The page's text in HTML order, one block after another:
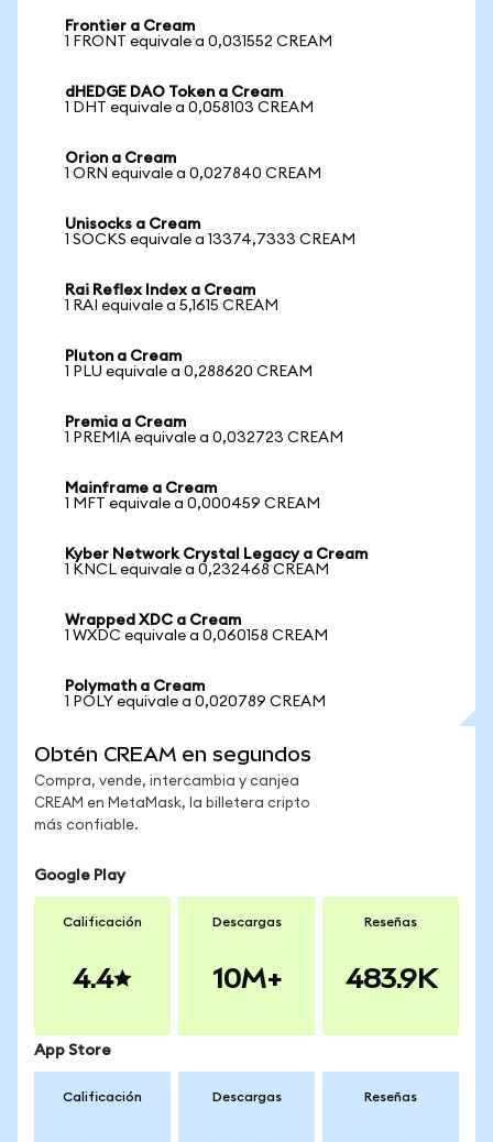
Frontier a Cream
1 FRONT equivale a 0,031552 CREAM
dHEDGE DAO Token a Cream
1 DHT equivale a 0,058103 CREAM
Orion a Cream
1 ORN equivale a 0,027840 CREAM
Unisocks a Cream
1 SOCKS equivale a 13374,7333 CREAM
Rai Reflex Index a Cream
1 RAI equivale a 5,1615 CREAM
Pluton a Cream
1 PLU equivale a 0,288620 CREAM
Premia a Cream
1 PREMIA equivale a 0,032723 CREAM
Mainframe a Cream
1 MFT equivale a 0,000459 CREAM
Kyber Network Crystal Legacy a Cream
1 KNCL equivale a 0,232468 CREAM
Wrapped XDC a Cream
1 WXDC equivale a 0,060158 CREAM
Polymath a Cream
1 POLY equivale a 0,020789 CREAM
Obtén CREAM en segundos
Compra, vende, intercambia y canjea
CREAM en MetaMask, la billetera cripto
más confiable.
Google Play
Calificación
4.4
Descargas
10M+
Reseñas
483.9K
App Store
Calificación Descargas Reseñas